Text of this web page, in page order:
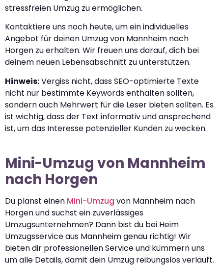
stressfreien Umzug zu ermöglichen.
Kontaktiere uns noch heute, um ein individuelles
Angebot für deinen Umzug von Mannheim nach
Horgen zu erhalten. Wir freuen uns darauf, dich bei
deinem neuen Lebensabschnitt zu unterstützen.
Hinweis:Vergiss nicht, dass SEO-optimierte Texte
nicht nur bestimmte Keywords enthalten sollten,
sondern auch Mehrwert für die Leser bieten sollten. Es
ist wichtig, dass der Text informativ und ansprechend
ist, um das Interesse potenzieller Kunden zu wecken.
Mini-Umzug von Mannheim
nach Horgen
Du planst einen Mini-Umzug von Mannheim nach
Horgen und suchst ein zuverlässiges
Umzugsunternehmen? Dann bist du bei Heim
Umzugsservice aus Mannheim genau richtig! Wir
bieten dir professionellen Service und kümmern uns
um alle Details, damit dein Umzug reibungslos verläuft.